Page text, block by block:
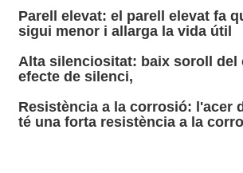
Parell elevat: el parell elevat fa
sigui menor i allarga la vida útil
Alta silenciositat: baix soroll del
efecte de silenci,
Resistència a la corrosió: l'acer
té una forta resistència a la